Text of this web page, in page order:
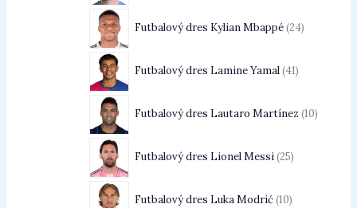
Futbalový dres Kylian Mbappé 24
Futbalový dres Lamine Yamal 41
Futbalový dres Lautaro Martínez 10
Futbalový dres Lionel Messi 25
Futbalový dres Luka Modrić 10